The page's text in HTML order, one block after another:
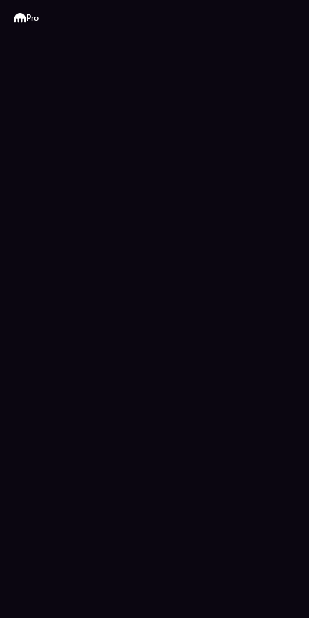
Kraken
Pro